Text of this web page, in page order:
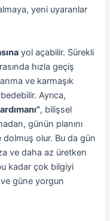
yeni uyaranlar
yol açabilir. Sürekli
hızla geçiş
ve karmaşık
Ayrıca,
, bilişsel
günün planını
olur. Bu da gün
ve daha az üretken
kadar çok bilgiyi
güne yorgun